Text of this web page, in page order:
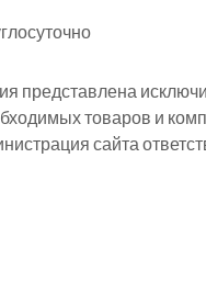
представлена
товаров и
сайта